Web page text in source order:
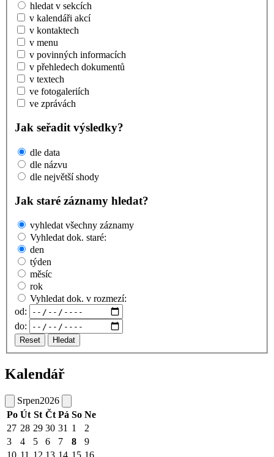
hledat v sekcích
v kalendáři akcí
v kontaktech
v menu
v povinných informacích
v přehledech dokumentů
v textech
ve fotogaleriích
ve zprávách
Jak seřadit výsledky?
dle data
dle názvu
dle největší shody
Jak staré záznamy hledat?
vyhledat všechny záznamy
Vyhledat dok. staré:
den
týden
měsíc
rok
Vyhledat dok. v rozmezí:
od:
do:
Reset Hledat
Kalendář
Srpen2026
Po Út St Čt Pá So Ne
27 28 29 30 31 1
2
3
4 5 6 7 8
9